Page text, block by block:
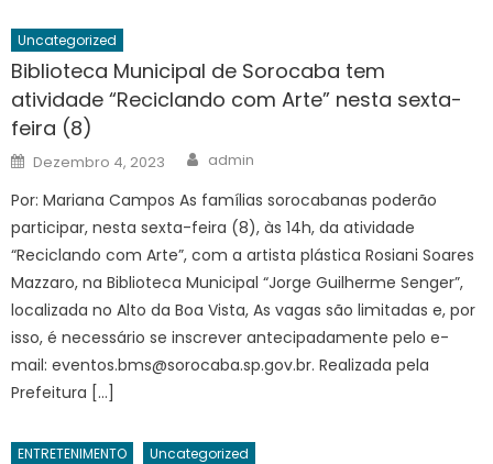
Uncategorized
Biblioteca Municipal de Sorocaba tem
atividade “Reciclando com Arte” nesta sexta-
feira (8)
Posted
on
Dezembro 4, 2023 Author
admin
Por: Mariana Campos As famílias sorocabanas poderão
participar, nesta sexta-feira (8), às 14h, da atividade
“Reciclando com Arte”, com a artista plástica Rosiani Soares
Mazzaro, na Biblioteca Municipal “Jorge Guilherme Senger”,
localizada no Alto da Boa Vista, As vagas são limitadas e, por
isso, é necessário se inscrever antecipadamente pelo e-
mail: eventos.bms@sorocaba.sp.gov.br. Realizada pela
Prefeitura […]
ENTRETENIMENTO Uncategorized